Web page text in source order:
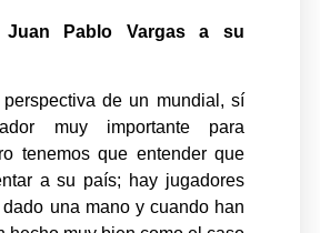
Pablo Vargas a su
perspectiva de un mundial, sí
muy importante para
tenemos que entender que
a su país; hay jugadores
una mano y cuando han